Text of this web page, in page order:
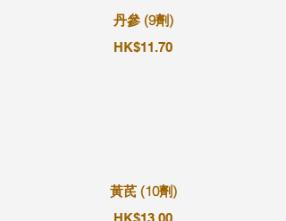
丹參 (9劑)
HK$11.70
黃芪 (10劑)
HK$13.00